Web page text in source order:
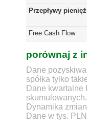
Przepływy
Free Cash Flow
porównaj z
Dane
spółka tylko
Dane
skumulowanych.
Dynamika
Dane w tys. PLN